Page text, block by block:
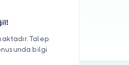
Talep
bilgi